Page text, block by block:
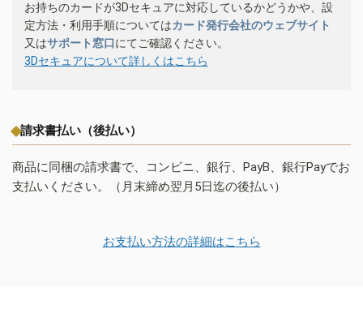
お持ちのカードが3Dセキュアに対応しているかどうかや、設
定方法・利用手順についてはカード発行会社のウェブサイト
又はサポート窓口にてご確認ください。
3Dセキュアについて詳しくはこちら
請求書払い（後払い）
商品に同梱の請求書で、コンビニ、銀行、PayB、銀行Payでお
支払いください。（月末締め翌月5日迄の後払い）
お支払い方法の詳細はこちら